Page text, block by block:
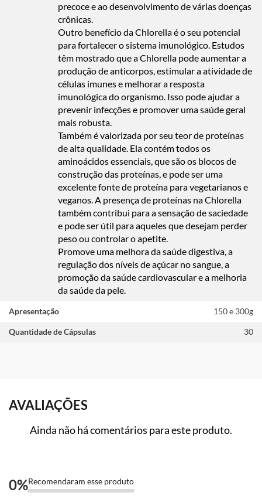
precoce e ao desenvolvimento de várias doenças
crônicas.
Outro benefício da Chlorella é o seu potencial
para fortalecer o sistema imunológico. Estudos
têm mostrado que a Chlorella pode aumentar a
produção de anticorpos, estimular a atividade de
células imunes e melhorar a resposta
imunológica do organismo. Isso pode ajudar a
prevenir infecções e promover uma saúde geral
mais robusta.
Também é valorizada por seu teor de proteínas
de alta qualidade. Ela contém todos os
aminoácidos essenciais, que são os blocos de
construção das proteínas, e pode ser uma
excelente fonte de proteína para vegetarianos e
veganos. A presença de proteínas na Chlorella
também contribui para a sensação de saciedade
e pode ser útil para aqueles que desejam perder
peso ou controlar o apetite.
Promove uma melhora da saúde digestiva, a
regulação dos níveis de açúcar no sangue, a
promoção da saúde cardiovascular e a melhoria
da saúde da pele.
Apresentação 150 e 300g
Quantidade de Cápsulas 30
AVALIAÇÕES
Ainda não há comentários para este produto.
0%Recomendaram esse produto